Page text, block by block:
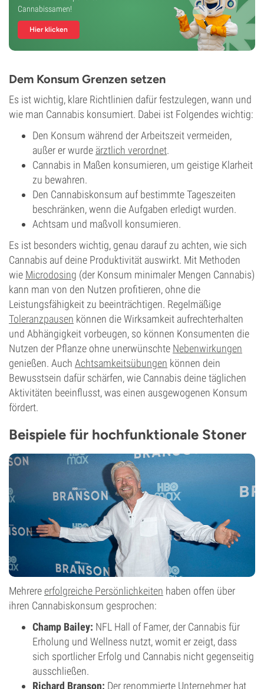
Cannabissamen!
Hier klicken
Dem Konsum Grenzen setzen
Es ist wichtig, klare Richtlinien dafür festzulegen, wann und
wie man Cannabis konsumiert. Dabei ist Folgendes wichtig:
Den Konsum während der Arbeitszeit vermeiden,
außer er wurde ärztlich verordnet.
Cannabis in Maßen konsumieren, um geistige Klarheit
zu bewahren.
Den Cannabiskonsum auf bestimmte Tageszeiten
beschränken, wenn die Aufgaben erledigt wurden.
Achtsam und maßvoll konsumieren.
Es ist besonders wichtig, genau darauf zu achten, wie sich
Cannabis auf deine Produktivität auswirkt. Mit Methoden
wie Microdosing (der Konsum minimaler Mengen Cannabis)
kann man von den Nutzen profitieren, ohne die
Leistungsfähigkeit zu beeinträchtigen. Regelmäßige
Toleranzpausen können die Wirksamkeit aufrechterhalten
und Abhängigkeit vorbeugen, so können Konsumenten die
Nutzen der Pflanze ohne unerwünschte Nebenwirkungen
genießen. Auch Achtsamkeitsübungen können dein
Bewusstsein dafür schärfen, wie Cannabis deine täglichen
Aktivitäten beeinflusst, was einen ausgewogenen Konsum
fördert.
Beispiele für hochfunktionale Stoner
Mehrereerfolgreiche Persönlichkeiten haben offen über
ihren Cannabiskonsum gesprochen:
Champ Bailey: NFL Hall of Famer, der Cannabis für
Erholung und Wellness nutzt, womit er zeigt, dass
sich sportlicher Erfolg und Cannabis nicht gegenseitig
ausschließen.
Richard Branson: Der renommierte Unternehmer hat